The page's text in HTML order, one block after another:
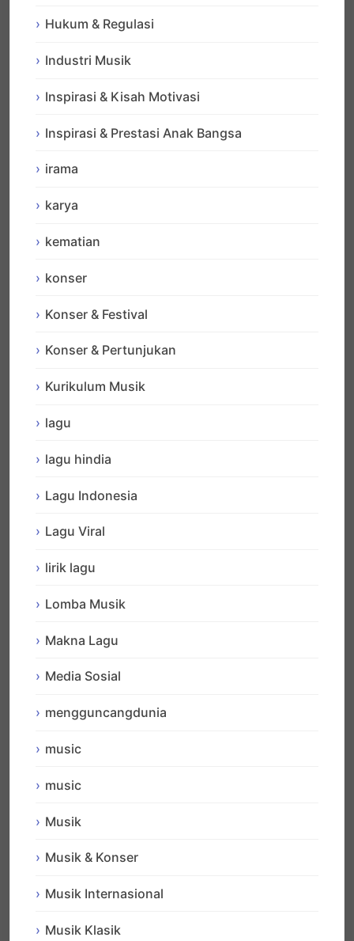
Hukum & Regulasi
Industri Musik
Inspirasi & Kisah Motivasi
Inspirasi & Prestasi Anak Bangsa
irama
karya
kematian
konser
Konser & Festival
Konser & Pertunjukan
Kurikulum Musik
lagu
lagu hindia
Lagu Indonesia
Lagu Viral
lirik lagu
Lomba Musik
Makna Lagu
Media Sosial
mengguncangdunia
music
music
Musik
Musik & Konser
Musik Internasional
Musik Klasik